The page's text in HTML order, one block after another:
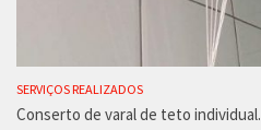
SERVIÇOS REALIZADOS
Conserto de varal de teto individual.